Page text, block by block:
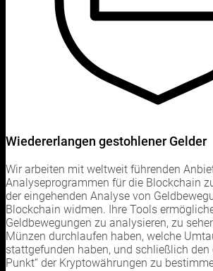
Wiedererlangen gestohlener Gelder
Wir arbeiten mit weltweit führenden
Analyseprogrammen für die Blockchain
der eingehenden Analyse von
Blockchain widmen. Ihre Tools
Geldbewegungen zu analysieren, zu
Münzen durchlaufen haben, welche
stattgefunden haben, und schließlich den
Punkt“ der Kryptowährungen zu